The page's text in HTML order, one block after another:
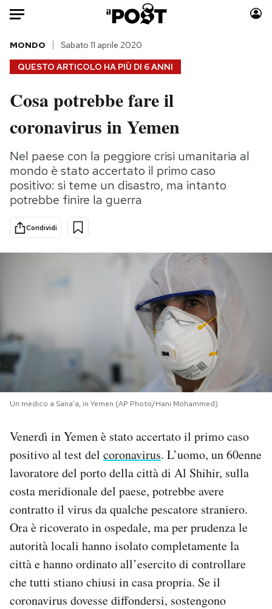
Auto
HOME
Italia
Politica
Tecnologia
Internet
Scienza
Cultura
Economia
Moda
Consumismi
Storie/Idee
Ok Boomer!
Media
NEWSLETTER
I MIEI PREFERITI
CALENDARIO
AREA PERSONALE
Area Personale
Notifiche mobile
Regala il Post
Hai bisogno di aiuto?
Esci
QUESTO ARTICOLO HA PIÙ DI 6 ANNI
MONDO Sabato 11 aprile 2020
Cosa potrebbe fare il
coronavirus in Yemen
Nel paese con la peggiore crisi umanitaria al
mondo è stato accertato il primo caso
positivo: si teme un disastro, ma intanto
potrebbe finire la guerra
Condividi
Un medico a Sana'a, in Yemen (AP Photo/Hani Mohammed)
Venerdì in Yemen è stato accertato il primo caso
positivo al test del coronavirus. L’uomo, un 60enne
lavoratore del porto della città di Al Shihir, sulla
costa meridionale del paese, potrebbe avere
contratto il virus da qualche pescatore straniero.
Ora è ricoverato in ospedale, ma per prudenza le
autorità locali hanno isolato completamente la
città e hanno ordinato all’esercito di controllare
che tutti stiano chiusi in casa propria. Se il
coronavirus dovesse diffondersi, sostengono